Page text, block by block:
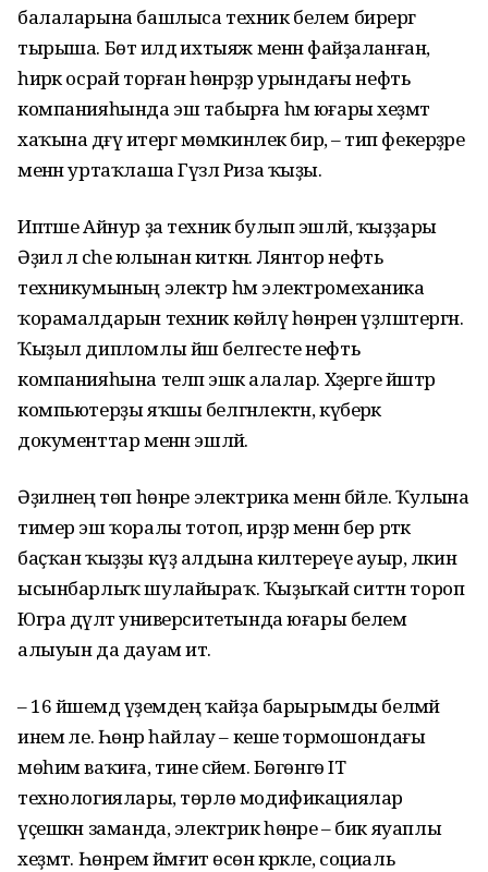
балаларына башлыса техник белем бирергә
тырыша. Бөтә илдә ихтыяж менән файҙаланған,
һирәк осрай торған һөнәрҙәр урындағы нефть
компанияһында эш табырға һәм юғары хеҙмәт
хаҡына дәғүә итергә мөмкинлек бирә, – тип фекерҙәре
менән уртаҡлаша Гүзәл Риза ҡыҙы.
Иптәше Айнур ҙа техник булып эшләй, ҡыҙҙары
Әҙилә лә әсәһе юлынан киткән. Лянтор нефть
техникумының электр һәм электромеханика
ҡорамалдарын техник көйләү һөнәрен үҙләштергән.
Ҡыҙыл дипломлы йәш белгесте нефть
компанияһына теләп эшкә алалар. Хәҙерге йәштәр
компьютерҙы яҡшы белгәнлектән, күберәк
документтар менән эшләй.
Әҙиләнең төп һөнәре электрика менән бәйле. Ҡулына
тимер эш ҡоралы тотоп, ирҙәр менән бер рәткә
баҫҡан ҡыҙҙы күҙ алдына килтереүе ауыр, ләкин
ысынбарлыҡ шулайыраҡ. Ҡыҙыҡай ситтән тороп
Югра дәүләт университетында юғары белем
алыуын да дауам итә.
– 16 йәшемдә үҙемдең ҡайҙа барырымды белмәй
инем әле. Һөнәр һайлау – кеше тормошондағы
мөһим ваҡиға, тине әсәйем. Бөгөнгө IT
технологиялары, төрлө модификациялар
үҫешкән заманда, электрик һөнәре – бик яуаплы
хеҙмәт. Һөнәрем йәмғиәт өсөн кәрәкле, социаль